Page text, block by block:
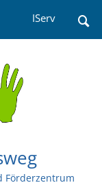
IServ
Förderzentrum